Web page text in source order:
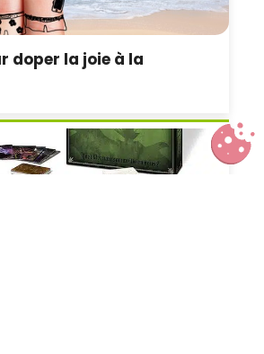
doper la joie à la